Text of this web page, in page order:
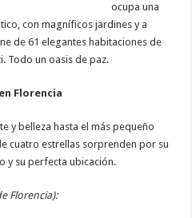
ocupa una
con magníficos jardines y a
de 61 elegantes habitaciones de
Todo un oasis de paz.
Florencia
y belleza hasta el más pequeño
cuatro estrellas sorprenden por su
y su perfecta ubicación.
Florencia):